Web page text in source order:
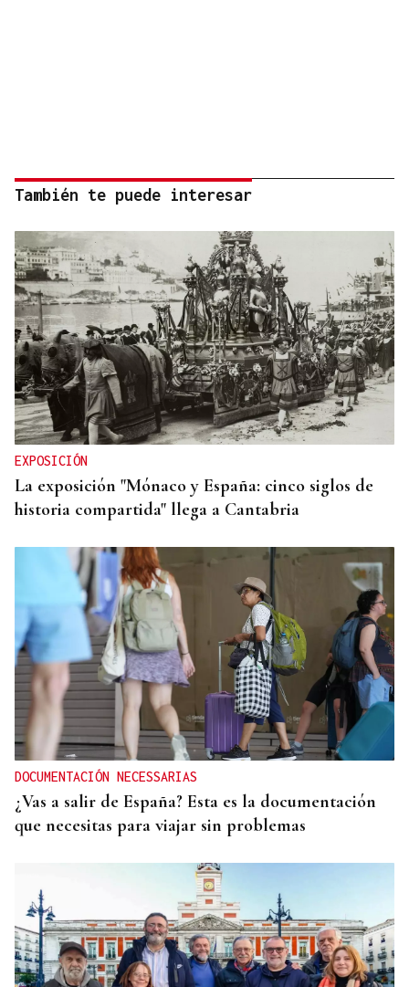
También te puede interesar
EXPOSICIÓN
La exposición "Mónaco y España: cinco siglos de
historia compartida" llega a Cantabria
DOCUMENTACIÓN NECESSARIAS
¿Vas a salir de España? Esta es la documentación
que necesitas para viajar sin problemas